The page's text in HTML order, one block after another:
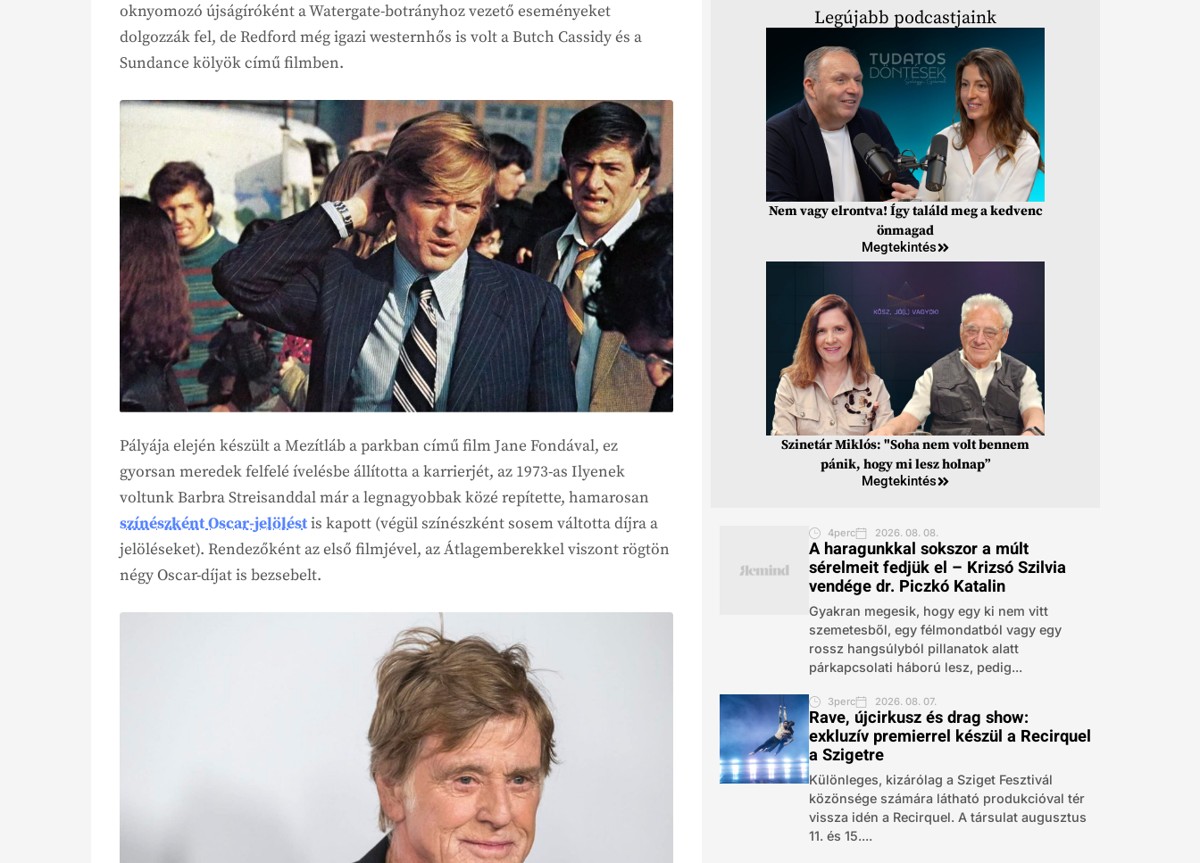
oknyomozó újságíróként a Watergate-botrányhoz vezető eseményeket
dolgozzák fel, de Redford még igazi westernhős is volt a Butch Cassidy és a
Sundance kölyök című filmben.
Pályája elején készült a Mezítláb a parkban című film Jane Fondával, ez
gyorsan meredek felfelé ívelésbe állította a karrierjét, az 1973-as Ilyenek
voltunk Barbra Streisanddal már a legnagyobbak közé repítette, hamarosan
színészként Oscar-jelöléstis kapott (végül színészként sosem váltotta díjra a
jelöléseket). Rendezőként az első filmjével, az Átlagemberekkel viszont rögtön
négy Oscar-díjat is bezsebelt.
Legújabb podcastjaink
Nem vagy elrontva! Így találd meg a kedvenc
önmagad
Megtekintés
Szinetár Miklós: "Soha nem volt bennem
pánik, hogy mi lesz holnap”
Megtekintés
4perc 2026. 08. 08.
A haragunkkal sokszor a múlt
sérelmeit fedjük el – Krizsó Szilvia
vendége dr. Piczkó Katalin
Gyakran megesik, hogy egy ki nem vitt
szemetesből, egy félmondatból vagy egy
rossz hangsúlyból pillanatok alatt
párkapcsolati háború lesz, pedig...
3perc 2026. 08. 07.
Rave, újcirkusz és drag show:
exkluzív premierrel készül a Recirquel
a Szigetre
Különleges, kizárólag a Sziget Fesztivál
közönsége számára látható produkcióval tér
vissza idén a Recirquel. A társulat augusztus
11. és 15....